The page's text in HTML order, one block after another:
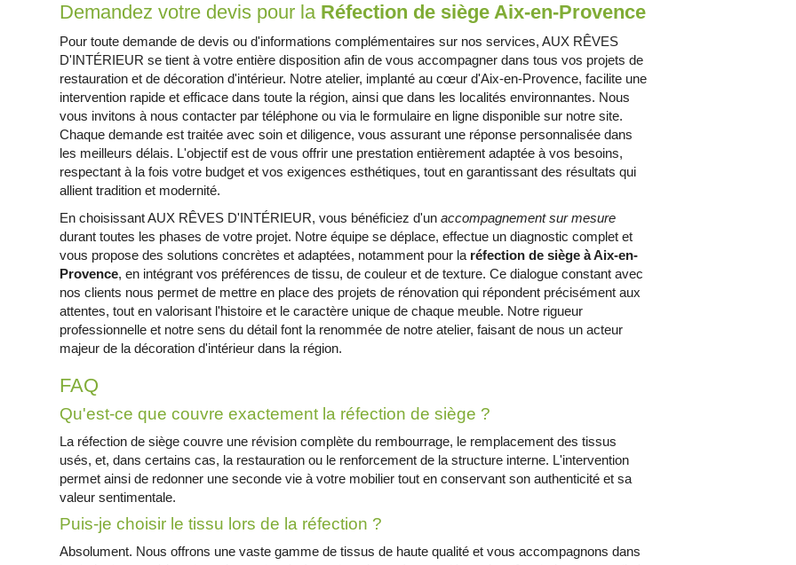
Demandez votre devis pour la Réfection de siège Aix-en-Provence
Pour toute demande de devis ou d'informations complémentaires sur nos services, AUX RÊVES
D'INTÉRIEUR se tient à votre entière disposition afin de vous accompagner dans tous vos projets de
restauration et de décoration d'intérieur. Notre atelier, implanté au cœur d'Aix-en-Provence, facilite une
intervention rapide et efficace dans toute la région, ainsi que dans les localités environnantes. Nous
vous invitons à nous contacter par téléphone ou via le formulaire en ligne disponible sur notre site.
Chaque demande est traitée avec soin et diligence, vous assurant une réponse personnalisée dans
les meilleurs délais. L'objectif est de vous offrir une prestation entièrement adaptée à vos besoins,
respectant à la fois votre budget et vos exigences esthétiques, tout en garantissant des résultats qui
allient tradition et modernité.
En choisissant AUX RÊVES D'INTÉRIEUR, vous bénéficiez d'unaccompagnement sur mesure
durant toutes les phases de votre projet. Notre équipe se déplace, effectue un diagnostic complet et
vous propose des solutions concrètes et adaptées, notamment pour la réfection de siège à Aix-en-
Provence, en intégrant vos préférences de tissu, de couleur et de texture. Ce dialogue constant avec
nos clients nous permet de mettre en place des projets de rénovation qui répondent précisément aux
attentes, tout en valorisant l'histoire et le caractère unique de chaque meuble. Notre rigueur
professionnelle et notre sens du détail font la renommée de notre atelier, faisant de nous un acteur
majeur de la décoration d'intérieur dans la région.
FAQ
Qu'est-ce que couvre exactement la réfection de siège ?
La réfection de siège couvre une révision complète du rembourrage, le remplacement des tissus
usés, et, dans certains cas, la restauration ou le renforcement de la structure interne. L'intervention
permet ainsi de redonner une seconde vie à votre mobilier tout en conservant son authenticité et sa
valeur sentimentale.
Puis-je choisir le tissu lors de la réfection ?
Absolument. Nous offrons une vaste gamme de tissus de haute qualité et vous accompagnons dans